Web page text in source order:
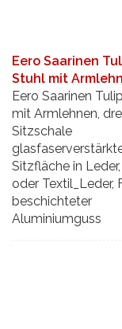
Eero Saarinen
Stuhl mit
Eero Saarinen
mit Armlehnen,
Sitzschale
Sitzfläche in
oder Textil_Leder,
beschichteter
Aluminiumguss